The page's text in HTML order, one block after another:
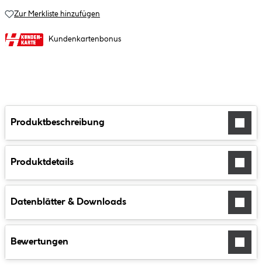
Zur Merkliste hinzufügen
Kundenkartenbonus
Produktbeschreibung
Produktdetails
Datenblätter & Downloads
Bewertungen